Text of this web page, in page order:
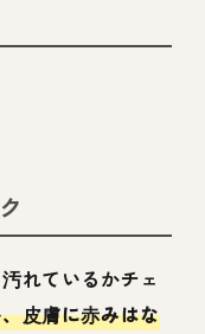
れているかチェ
皮膚に赤みはな